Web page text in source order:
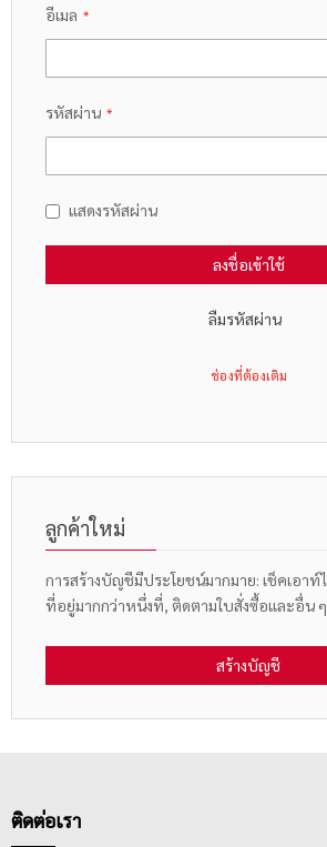
อีเมล
รหัสผ่าน
แสดงรหัสผ่าน
ลงชื่อเข้าใช้
ลืมรหัสผ่าน
ลูกค้าใหม่
การสร้างบัญชีมีประโยชน์มากมาย: เช็คเอาท์ไ
ที่อยู่มากกว่าหนึ่งที่, ติดตามใบสั่งซื้อและอื่น ๆ
สร้างบัญชี
ติดต่อเรา